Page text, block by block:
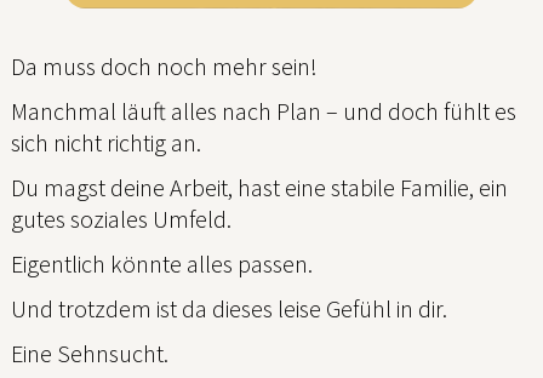
Da muss doch noch mehr sein!
Manchmal läuft alles nach Plan – und doch fühlt es
sich nicht richtig an.
Du magst deine Arbeit, hast eine stabile Familie, ein
gutes soziales Umfeld.
Eigentlich könnte alles passen.
Und trotzdem ist da dieses leise Gefühl in dir.
Eine Sehnsucht.